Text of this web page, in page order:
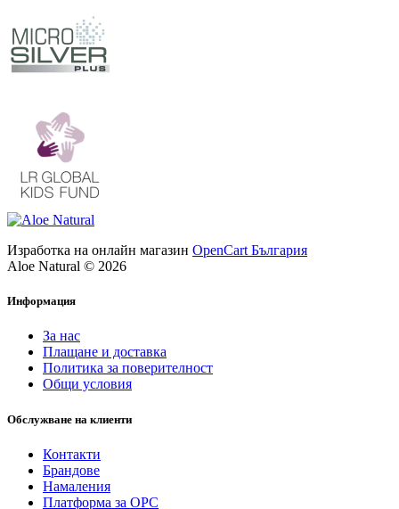
Изработка на онлайн магазин OpenCart България
Aloe Natural © 2026
Информация
За нас
Плащане и доставка
Политика за поверителност
Общи условия
Обслужване на клиенти
Контакти
Брандове
Намаления
Платформа за ОРС